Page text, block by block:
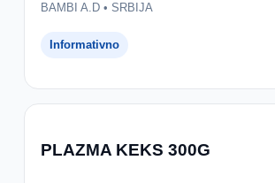
BAMBI A.D • SRBIJA
Informativno
PLAZMA KEKS 300G